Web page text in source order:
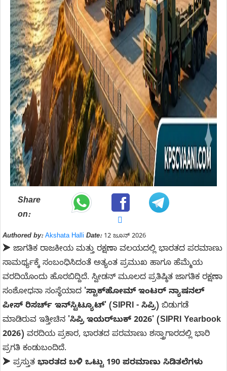
Share
on:
Authored by: Akshata Halli Date:12 ಜೂನ್ 2026
➤ ಜಾಗತಿಕ ರಾಜಕೀಯ ಮತ್ತು ರಕ್ಷಣಾ ವಲಯದಲ್ಲಿ ಭಾರತದ ಪರಮಾಣು
ಸಾಮರ್ಥ್ಯಕ್ಕೆ ಸಂಬಂಧಿಸಿದಂತೆ ಅತ್ಯಂತ ಪ್ರಮುಖ ಹಾಗೂ ಹೆಮ್ಮೆಯ
ವರದಿಯೊಂದು ಹೊರಬಿದ್ದಿದೆ. ಸ್ವೀಡನ್ ಮೂಲದ ಪ್ರತಿಷ್ಠಿತ ಜಾಗತಿಕ ರಕ್ಷಣಾ
ಸಂಶೋಧನಾ ಸಂಸ್ಥೆಯಾದ 'ಸ್ಟಾಕ್‌ಹೋಮ್ ಇಂಟರ್ ನ್ಯಾಷನಲ್
ಪೀಸ್ ರಿಸರ್ಚ್ ಇನ್‌ಸ್ಟಿಟ್ಯೂಟ್' (SIPRI - ಸಿಪ್ರಿ) ಬಿಡುಗಡೆ
ಮಾಡಿರುವ ಇತ್ತೀಚಿನ 'ಸಿಪ್ರಿ ಇಯರ್‌ಬುಕ್ 2026' (SIPRI Yearbook
2026) ವರದಿಯ ಪ್ರಕಾರ, ಭಾರತದ ಪರಮಾಣು ಶಸ್ತ್ರಾಗಾರದಲ್ಲಿ ಭಾರಿ
ಪ್ರಗತಿ ಕಂಡುಬಂದಿದೆ.
➤ ಪ್ರಸ್ತುತ ಭಾರತದ ಬಳಿ ಒಟ್ಟು 190 ಪರಮಾಣು ಸಿಡಿತಲೆಗಳು